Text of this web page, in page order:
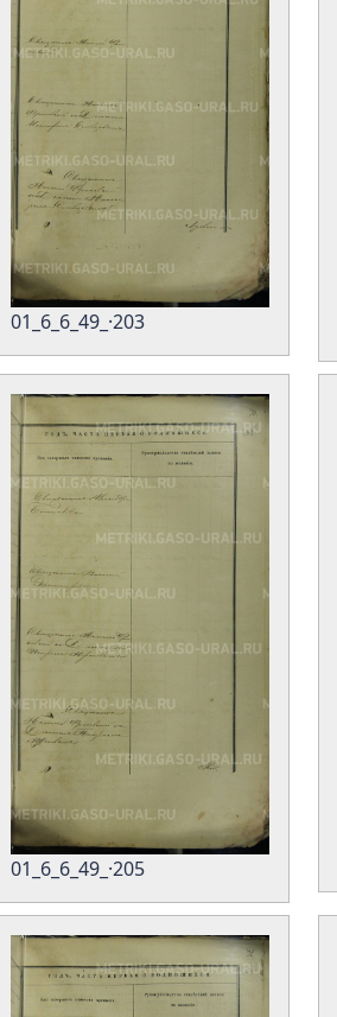
01_6_6_49_·203
01_6_6_49_·205